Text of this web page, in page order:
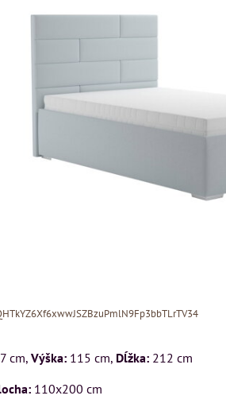
cm, Výška: 115 cm, Dĺžka: 212 cm
110x200 cm